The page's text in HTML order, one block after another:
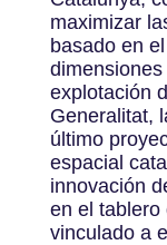
maximizar
basado en
explotación
Generalitat,
último
espacial
innovación
en el tablero
vinculado a